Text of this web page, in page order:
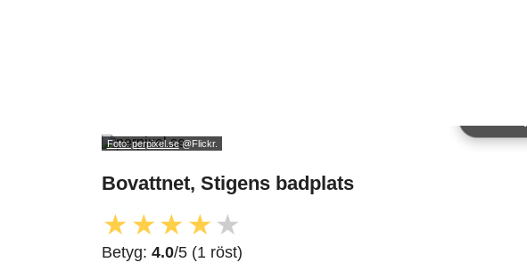
Foto: perpixel.se@Flickr.
Bovattnet, Stigens badplats
★ ★★ ★ ★
Betyg: 4.0/5 (1 röst)